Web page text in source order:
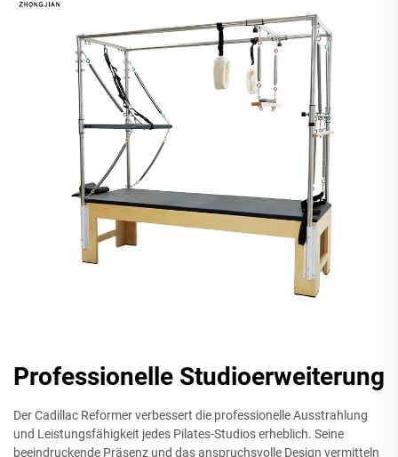
Professionelle Studioerweiterung
Der Cadillac Reformer verbessert die professionelle Ausstrahlung
und Leistungsfähigkeit jedes Pilates-Studios erheblich. Seine
beeindruckende Präsenz und das anspruchsvolle Design vermitteln